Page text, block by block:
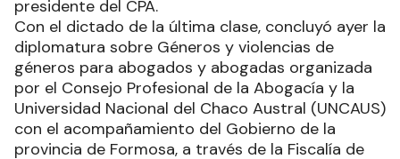
presidente del CPA.
Con el dictado de la última clase, concluyó ayer la
diplomatura sobre Géneros y violencias de
géneros para abogados y abogadas organizada
por el Consejo Profesional de la Abogacía y la
Universidad Nacional del Chaco Austral (UNCAUS)
con el acompañamiento del Gobierno de la
provincia de Formosa, a través de la Fiscalía de